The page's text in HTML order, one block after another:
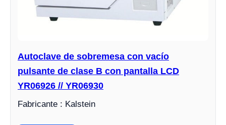
Autoclave de sobremesa con vacío
pulsante de clase B con pantalla LCD
YR06926 // YR06930
Fabricante : Kalstein